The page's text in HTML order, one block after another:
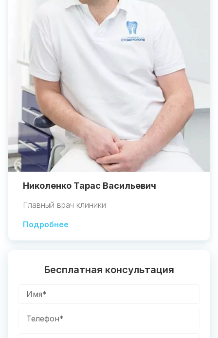
Николенко Тарас Васильевич
Главный врач клиники
Подробнее
Бесплатная консультация